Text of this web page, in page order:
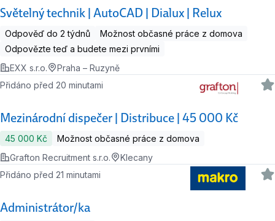
Světelný technik | AutoCAD | Dialux | Relux
Odpověď do 2 týdnů
Možnost občasné práce z domova
Odpovězte teď a budete mezi prvními
EXX s.r.o.
Praha – Ruzyně
Mezinárodní dispečer | Distribuce | 45 000 Kč
Přidáno před 20 minutami
45 000 Kč
Možnost občasné práce z domova
Grafton Recruitment s.r.o.
Klecany
Administrátor/ka
Přidáno před 21 minutami